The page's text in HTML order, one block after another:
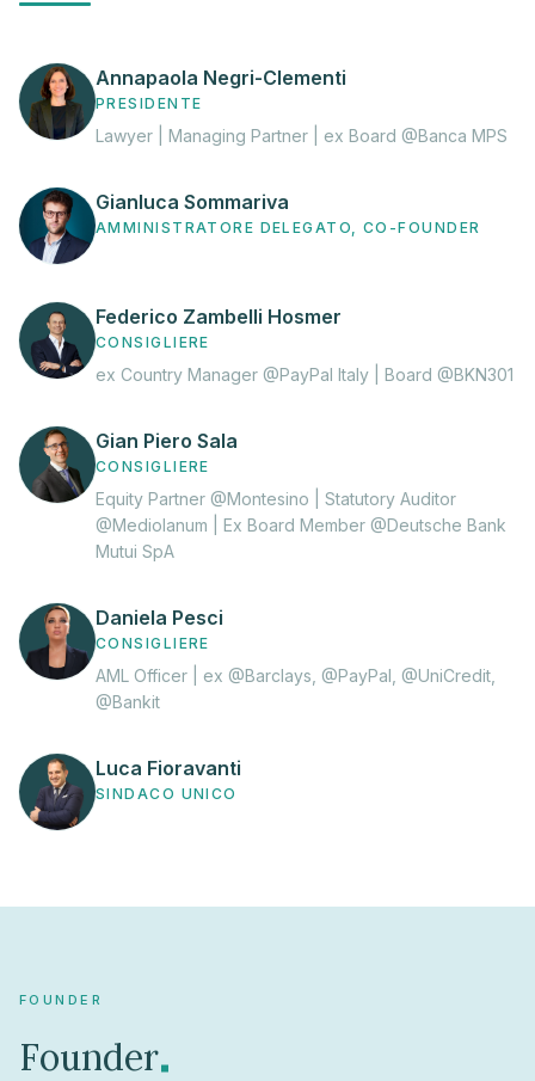
Annapaola Negri-Clementi
PRESIDENTE
Lawyer | Managing Partner | ex Board @Banca MPS
Gianluca Sommariva
AMMINISTRATORE DELEGATO, CO-FOUNDER
Federico Zambelli Hosmer
CONSIGLIERE
ex Country Manager @PayPal Italy | Board @BKN301
Gian Piero Sala
CONSIGLIERE
Equity Partner @Montesino | Statutory Auditor
@Mediolanum | Ex Board Member @Deutsche Bank
Mutui SpA
Daniela Pesci
CONSIGLIERE
AML Officer | ex @Barclays, @PayPal, @UniCredit,
@Bankit
Luca Fioravanti
SINDACO UNICO
FOUNDER
Founder.